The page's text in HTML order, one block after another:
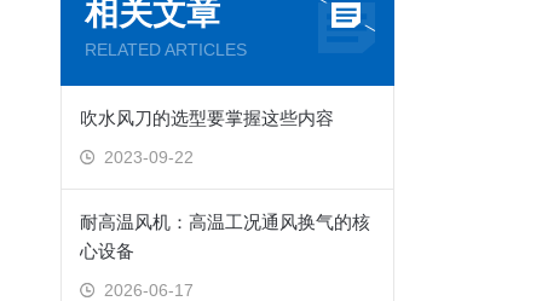
相关文章
RELATED ARTICLES
吹水风刀的选型要掌握这些内容
2023-09-22
耐高温风机：高温工况通风换气的核
心设备
2026-06-17